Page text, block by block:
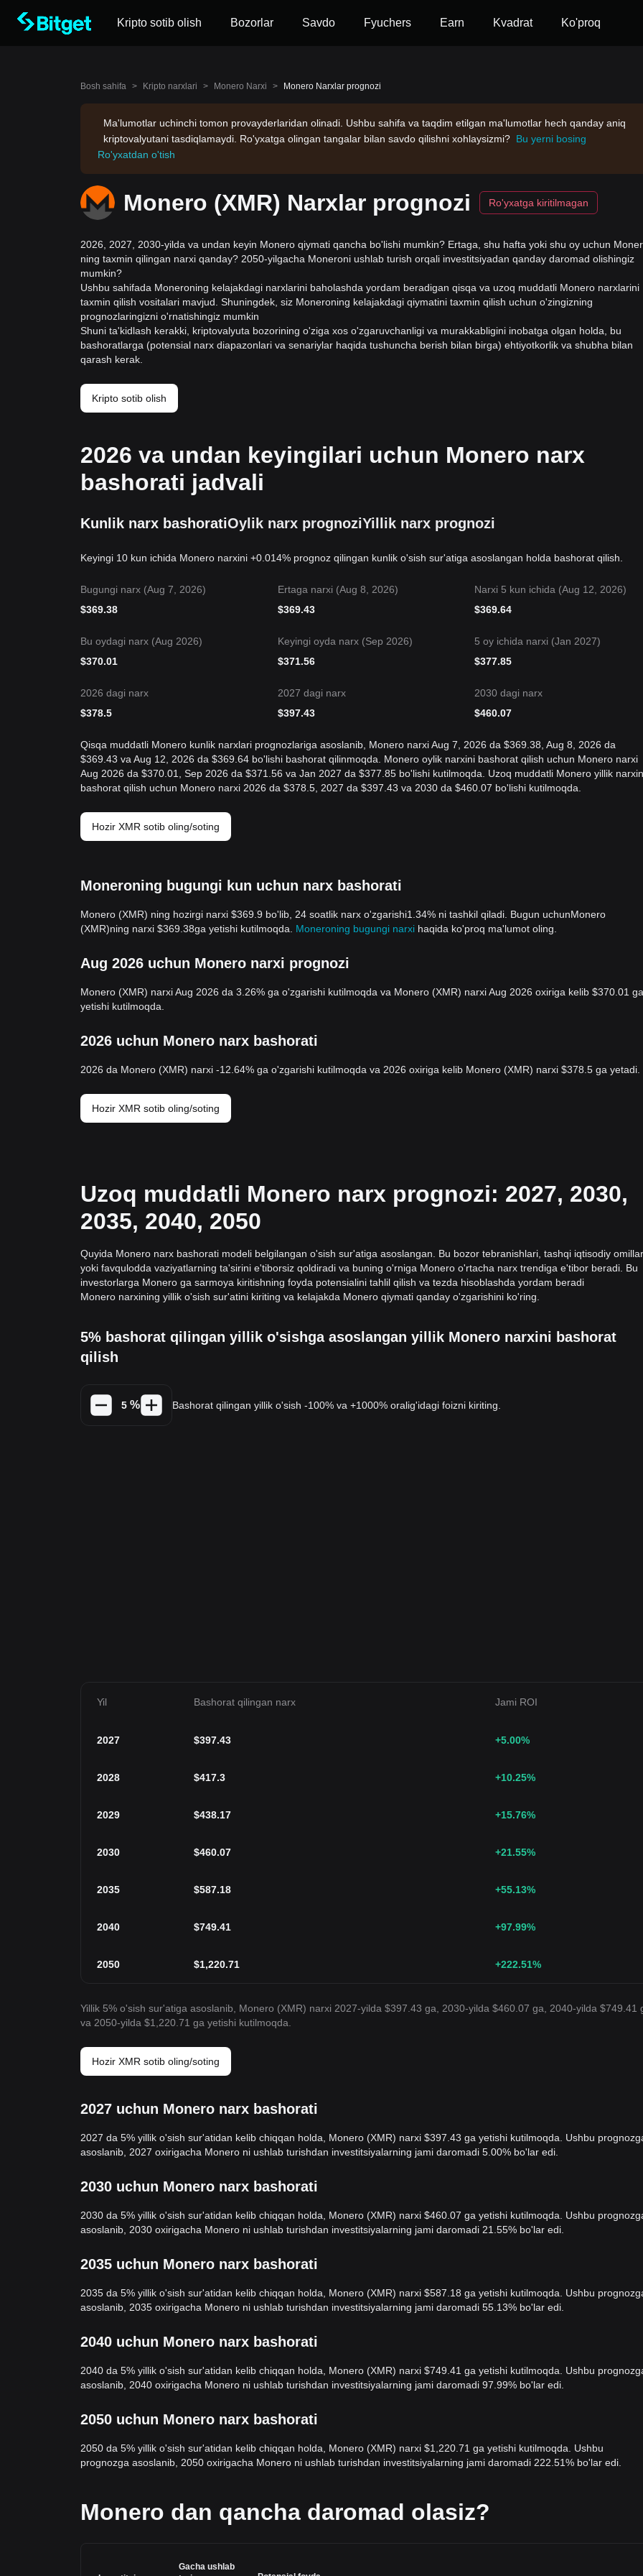
Kripto sotib olish Bozorlar Savdo Fyuchers Earn Kvadrat Ko'proq
Bosh sahifa > Kripto narxlari > Monero Narxi > Monero Narxlar prognozi
Ma'lumotlar uchinchi tomon provayderlaridan olinadi. Ushbu sahifa va taqdim etilgan ma'lumotlar hech qanday aniq
kriptovalyutani tasdiqlamaydi. Ro'yxatga olingan tangalar bilan savdo qilishni xohlaysizmi? Bu yerni bosing
Ro'yxatdan o'tish
Monero (XMR) Narxlar prognozi Ro'yxatga kiritilmagan
2026, 2027, 2030-yilda va undan keyin Monero qiymati qancha bo'lishi mumkin? Ertaga, shu hafta yoki shu oy uchun
ning taxmin qilingan narxi qanday? 2050-yilgacha Moneroni ushlab turish orqali investitsiyadan qanday daromad olishingiz
mumkin?
Ushbu sahifada Moneroning kelajakdagi narxlarini baholashda yordam beradigan qisqa va uzoq muddatli Monero narxlarini
taxmin qilish vositalari mavjud. Shuningdek, siz Moneroning kelajakdagi qiymatini taxmin qilish uchun o'zingizning
prognozlaringizni o'rnatishingiz mumkin
Shuni ta'kidlash kerakki, kriptovalyuta bozorining o'ziga xos o'zgaruvchanligi va murakkabligini inobatga olgan holda, bu
bashoratlarga (potensial narx diapazonlari va senariylar haqida tushuncha berish bilan birga) ehtiyotkorlik va shubha bilan
qarash kerak.
Kripto sotib olish
2026 va undan keyingilari uchun Monero narx
bashorati jadvali
Kunlik narx bashoratiOylik narx prognoziYillik narx prognozi
Keyingi 10 kun ichida Monero narxini +0.014% prognoz qilingan kunlik o'sish sur'atiga asoslangan holda bashorat qilish.
Bugungi narx (Aug 7, 2026)
$369.38
Ertaga narxi (Aug 8, 2026)
$369.43
Narxi 5 kun ichida (Aug 12, 2026)
$369.64
Bu oydagi narx (Aug 2026)
$370.01
Keyingi oyda narx (Sep 2026)
$371.56
5 oy ichida narxi (Jan 2027)
$377.85
2026 dagi narx
$378.5
2027 dagi narx
$397.43
2030 dagi narx
$460.07
Qisqa muddatli Monero kunlik narxlari prognozlariga asoslanib, Monero narxi Aug 7, 2026 da $369.38, Aug 8, 2026 da
$369.43 va Aug 12, 2026 da $369.64 bo'lishi bashorat qilinmoqda. Monero oylik narxini bashorat qilish uchun Monero narxi
Aug 2026 da $370.01, Sep 2026 da $371.56 va Jan 2027 da $377.85 bo'lishi kutilmoqda. Uzoq muddatli Monero yillik
bashorat qilish uchun Monero narxi 2026 da $378.5, 2027 da $397.43 va 2030 da $460.07 bo'lishi kutilmoqda.
Hozir XMR sotib oling/soting
Moneroning bugungi kun uchun narx bashorati
Monero (XMR) ning hozirgi narxi $369.9 bo'lib, 24 soatlik narx o'zgarishi1.34% ni tashkil qiladi. Bugun uchunMonero
(XMR)ning narxi $369.38ga yetishi kutilmoqda. Moneroning bugungi narxi haqida ko'proq ma'lumot oling.
Aug 2026 uchun Monero narxi prognozi
Monero (XMR) narxi Aug 2026 da 3.26% ga o'zgarishi kutilmoqda va Monero (XMR) narxi Aug 2026 oxiriga kelib $370.01 ga
yetishi kutilmoqda.
2026 uchun Monero narx bashorati
2026 da Monero (XMR) narxi -12.64% ga o'zgarishi kutilmoqda va 2026 oxiriga kelib Monero (XMR) narxi $378.5 ga yetadi.
Hozir XMR sotib oling/soting
Uzoq muddatli Monero narx prognozi: 2027, 2030,
2035, 2040, 2050
Quyida Monero narx bashorati modeli belgilangan o'sish sur'atiga asoslangan. Bu bozor tebranishlari, tashqi iqtisodiy omillar
yoki favqulodda vaziyatlarning ta'sirini e'tiborsiz qoldiradi va buning o'rniga Monero o'rtacha narx trendiga e'tibor beradi. Bu
investorlarga Monero ga sarmoya kiritishning foyda potensialini tahlil qilish va tezda hisoblashda yordam beradi
Monero narxining yillik o'sish sur'atini kiriting va kelajakda Monero qiymati qanday o'zgarishini ko'ring.
5% bashorat qilingan yillik o'sishga asoslangan yillik Monero narxini bashorat
qilish
% Bashorat qilingan yillik o'sish -100% va +1000% oralig'idagi foizni kiriting.
Yil Bashorat qilingan narx Jami ROI
2027 $397.43 +5.00%
2028 $417.3 +10.25%
2029 $438.17 +15.76%
2030 $460.07 +21.55%
2035 $587.18 +55.13%
2040 $749.41 +97.99%
2050 $1,220.71 +222.51%
Yillik 5% o'sish sur'atiga asoslanib, Monero (XMR) narxi 2027-yilda $397.43 ga, 2030-yilda $460.07 ga, 2040-yilda $749.41
va 2050-yilda $1,220.71 ga yetishi kutilmoqda.
Hozir XMR sotib oling/soting
2027 uchun Monero narx bashorati
2027 da 5% yillik o'sish sur'atidan kelib chiqqan holda, Monero (XMR) narxi $397.43 ga yetishi kutilmoqda. Ushbu
asoslanib, 2027 oxirigacha Monero ni ushlab turishdan investitsiyalarning jami daromadi 5.00% bo'lar edi.
2030 uchun Monero narx bashorati
2030 da 5% yillik o'sish sur'atidan kelib chiqqan holda, Monero (XMR) narxi $460.07 ga yetishi kutilmoqda. Ushbu
asoslanib, 2030 oxirigacha Monero ni ushlab turishdan investitsiyalarning jami daromadi 21.55% bo'lar edi.
2035 uchun Monero narx bashorati
2035 da 5% yillik o'sish sur'atidan kelib chiqqan holda, Monero (XMR) narxi $587.18 ga yetishi kutilmoqda. Ushbu
asoslanib, 2035 oxirigacha Monero ni ushlab turishdan investitsiyalarning jami daromadi 55.13% bo'lar edi.
2040 uchun Monero narx bashorati
2040 da 5% yillik o'sish sur'atidan kelib chiqqan holda, Monero (XMR) narxi $749.41 ga yetishi kutilmoqda. Ushbu
asoslanib, 2040 oxirigacha Monero ni ushlab turishdan investitsiyalarning jami daromadi 97.99% bo'lar edi.
2050 uchun Monero narx bashorati
2050 da 5% yillik o'sish sur'atidan kelib chiqqan holda, Monero (XMR) narxi $1,220.71 ga yetishi kutilmoqda. Ushbu
prognozga asoslanib, 2050 oxirigacha Monero ni ushlab turishdan investitsiyalarning jami daromadi 222.51% bo'lar edi.
Monero dan qancha daromad olasiz?
Gacha ushlab